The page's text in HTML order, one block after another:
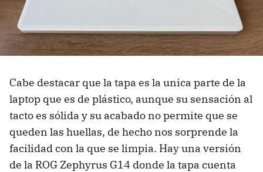
Cabe destacar que la tapa es la unica parte de la
laptop que es de plástico, aunque su sensación al
tacto es sólida y su acabado no permite que se
queden las huellas, de hecho nos sorprende la
facilidad con la que se limpia. Hay una versión
de la ROG Zephyrus G14 donde la tapa cuenta